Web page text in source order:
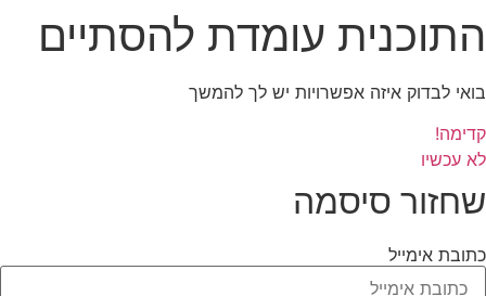
התוכנית עומדת להסתיים
בואי לבדוק איזה אפשרויות יש לך להמשך
קדימה!
לא עכשיו
שחזור סיסמה
כתובת אימייל